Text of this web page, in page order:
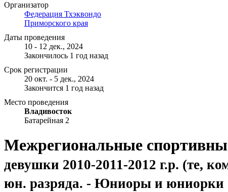
Организатор
Федерация Тхэквондо
Приморского края
Даты проведения
10 - 12 дек., 2024
Закончилось 1 год назад
Срок регистрации
20 окт. - 5 дек., 2024
Закончится 1 год назад
Место проведения
Владивосток
Батарейная 2
Межрегиональные
девушки 2010-2011-2012 г.р. (те,
юн. разряда. - Юниоры и юниорки